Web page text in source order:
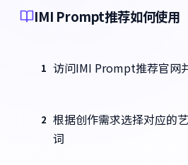
IMI Prompt推荐如何使用
1 访问IMI Prompt推荐官网
2 根据创作需求选择对应的
词